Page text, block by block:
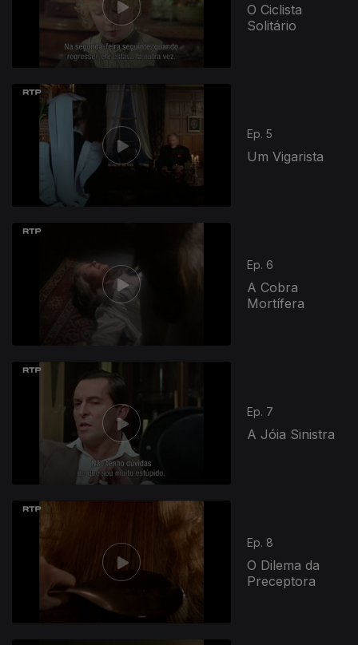
O Ciclista
Solitário
Ep. 5
Um Vigarista
Ep. 6
A Cobra
Mortífera
Ep. 7
A Jóia Sinistra
Ep. 8
O Dilema da
Preceptora